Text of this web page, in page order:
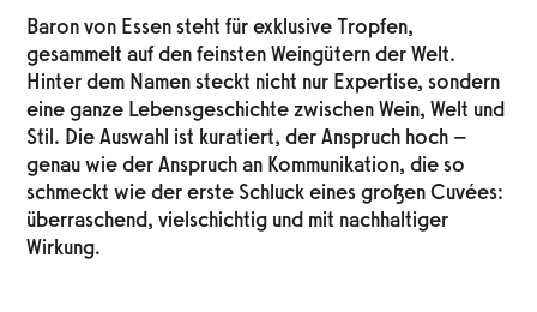
Baron von Essen steht für exklusive Tropfen,
gesammelt auf den feinsten Weingütern der Welt.
Hinter dem Namen steckt nicht nur Expertise, sondern
eine ganze Lebensgeschichte zwischen Wein, Welt und
Stil. Die Auswahl ist kuratiert, der Anspruch hoch –
genau wie der Anspruch an Kommunikation, die so
schmeckt wie der erste Schluck eines großen Cuvées:
überraschend, vielschichtig und mit nachhaltiger
Wirkung.